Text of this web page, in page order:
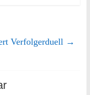
Verfolgerduell →